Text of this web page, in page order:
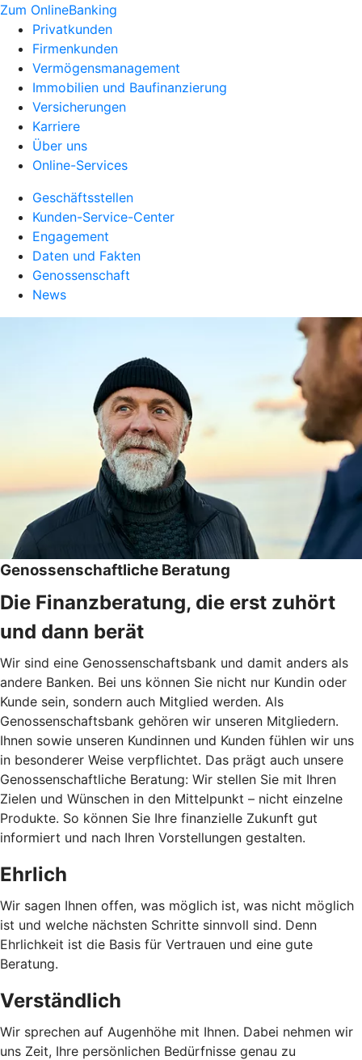
Zum OnlineBanking
Privatkunden
Firmenkunden
Vermögensmanagement
Immobilien und Baufinanzierung
Versicherungen
Karriere
Über uns
Online-Services
Geschäftsstellen
Kunden-Service-Center
Engagement
Daten und Fakten
Genossenschaft
News
Genossenschaftliche Beratung
Die Finanzberatung, die erst zuhört
und dann berät
Wir sind eine Genossenschaftsbank und damit anders als
andere Banken. Bei uns können Sie nicht nur Kundin oder
Kunde sein, sondern auch Mitglied werden. Als
Genossenschaftsbank gehören wir unseren Mitgliedern.
Ihnen sowie unseren Kundinnen und Kunden fühlen wir uns
in besonderer Weise verpflichtet. Das prägt auch unsere
Genossenschaftliche Beratung: Wir stellen Sie mit Ihren
Zielen und Wünschen in den Mittelpunkt – nicht einzelne
Produkte. So können Sie Ihre finanzielle Zukunft gut
informiert und nach Ihren Vorstellungen gestalten.
Ehrlich
Wir sagen Ihnen offen, was möglich ist, was nicht möglich
ist und welche nächsten Schritte sinnvoll sind. Denn
Ehrlichkeit ist die Basis für Vertrauen und eine gute
Beratung.
Verständlich
Wir sprechen auf Augenhöhe mit Ihnen. Dabei nehmen wir
uns Zeit, Ihre persönlichen Bedürfnisse genau zu